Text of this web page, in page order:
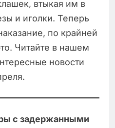
втыкая им в
и иголки. Теперь
по крайней
Читайте в нашем
новости
с задержанными